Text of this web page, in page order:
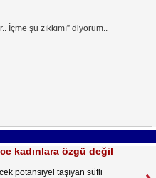
şu zıkkımı” diyorum..
kadınlara özgü değil
potansiyel taşıyan süfli